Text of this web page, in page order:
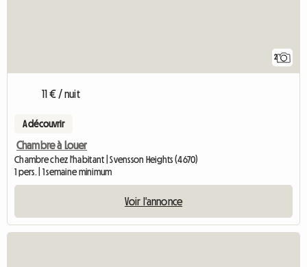
2
11 € / nuit
A découvrir
Chambre à Louer
Chambre chez l'habitant | Svensson Heights (4670)
1 pers. | 1 semaine minimum
Voir l'annonce